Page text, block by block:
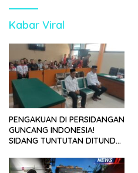
Kabar Viral
PENGAKUAN DI PERSIDANGAN
GUNCANG INDONESIA!
SIDANG TUNTUTAN DITUNDA,
MENGAMUK DI PN MALANG